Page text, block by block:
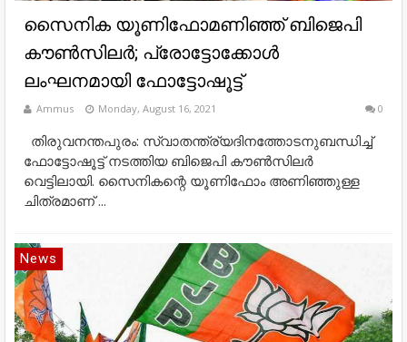
സൈനിക യൂണിഫോമണിഞ്ഞ് ബിജെപി
കൗണ്‍സിലര്‍; പ്രോട്ടോക്കോള്‍
ലംഘനമായി ഫോട്ടോഷൂട്ട്
Ammus Monday, August 16, 2021 0
തിരുവനന്തപുരം: സ്വാതന്ത്ര്യദിനത്തോടനുബന്ധിച്ച്
ഫോട്ടോഷൂട്ട് നടത്തിയ ബിജെപി കൗണ്‍സിലര്‍
വെട്ടിലായി. സൈനികന്റെ യൂണിഫോം അണിഞ്ഞുള്ള
ചിത്രമാണ് ...
News